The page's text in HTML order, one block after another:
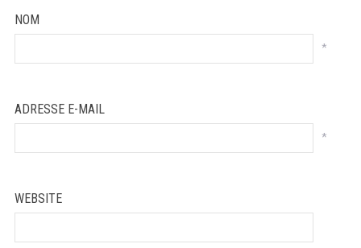
NOM
*
ADRESSE E-MAIL
*
WEBSITE